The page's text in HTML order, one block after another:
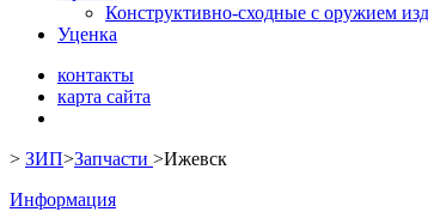
Конструктивно-сходные с оружием
Уценка
контакты
карта сайта
> ЗИП>Запчасти >Ижевск
Информация